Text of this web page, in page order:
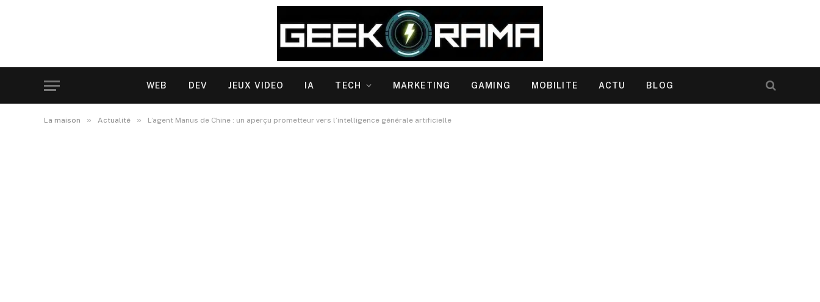
WEB DEV JEUX VIDEO IA TECH MARKETING GAMING MOBILITE ACTU BLOG
La maison » Actualité » L’agent Manus de Chine : un aperçu prometteur vers l’intelligence générale artificielle